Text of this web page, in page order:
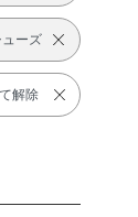
ーズ
解除